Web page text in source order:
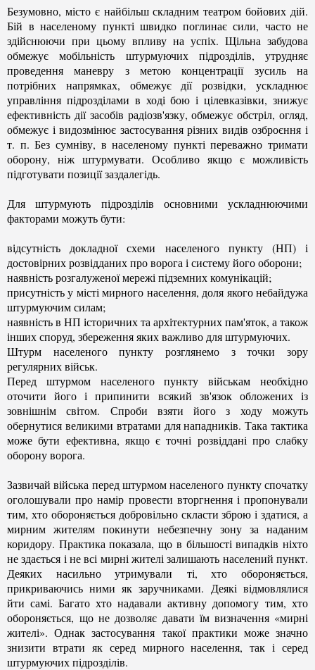
Безумовно, місто є найбільш складним театром бойових дій.
Бій в населеному пункті швидко поглинає сили, часто не
здійснюючи при цьому впливу на успіх. Щільна забудова
обмежує мобільність штурмуючих підрозділів, утрудняє
проведення маневру з метою концентрації зусиль на
потрібних напрямках, обмежує дії розвідки, ускладнює
управління підрозділами в ході бою і цілевказівки, знижує
ефективність дії засобів радіозв'язку, обмежує обстріл, огляд,
обмежує і видозмінює застосування різних видів озброєння і
т. п. Без сумніву, в населеному пункті переважно тримати
оборону, ніж штурмувати. Особливо якщо є можливість
підготувати позиції заздалегідь.
Для штурмують підрозділів основними ускладнюючими
факторами можуть бути:
відсутність докладної схеми населеного пункту (НП) і
достовірних розвідданих про ворога і систему його оборони;
наявність розгалуженої мережі підземних комунікацій;
присутність у місті мирного населення, доля якого небайдужа
штурмуючим силам;
наявність в НП історичних та архітектурних пам'яток, а також
інших споруд, збереження яких важливо для штурмуючих.
Штурм населеного пункту розглянемо з точки зору
регулярних військ.
Перед штурмом населеного пункту військам необхідно
оточити його і припинити всякий зв'язок обложених із
зовнішнім світом. Спроби взяти його з ходу можуть
обернутися великими втратами для нападників. Така тактика
може бути ефективна, якщо є точні розвіддані про слабку
оборону ворога.
Зазвичай війська перед штурмом населеного пункту спочатку
оголошували про намір провести вторгнення і пропонували
тим, хто обороняється добровільно скласти зброю і здатися, а
мирним жителям покинути небезпечну зону за наданим
коридору. Практика показала, що в більшості випадків ніхто
не здається і не всі мирні жителі залишають населений пункт.
Деяких насильно утримували ті, хто обороняється,
прикриваючись ними як заручниками. Деякі відмовлялися
йти самі. Багато хто надавали активну допомогу тим, хто
обороняється, що не дозволяє давати їм визначення «мирні
жителі». Однак застосування такої практики може значно
знизити втрати як серед мирного населення, так і серед
штурмуючих підрозділів.